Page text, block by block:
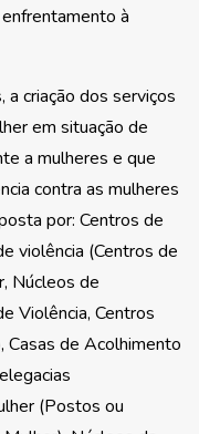
à
criação dos serviços
em situação de
a mulheres e que
contra as mulheres
por: Centros de
violência (Centros de
Núcleos de
Violência, Centros
Casas de Acolhimento
(Postos ou